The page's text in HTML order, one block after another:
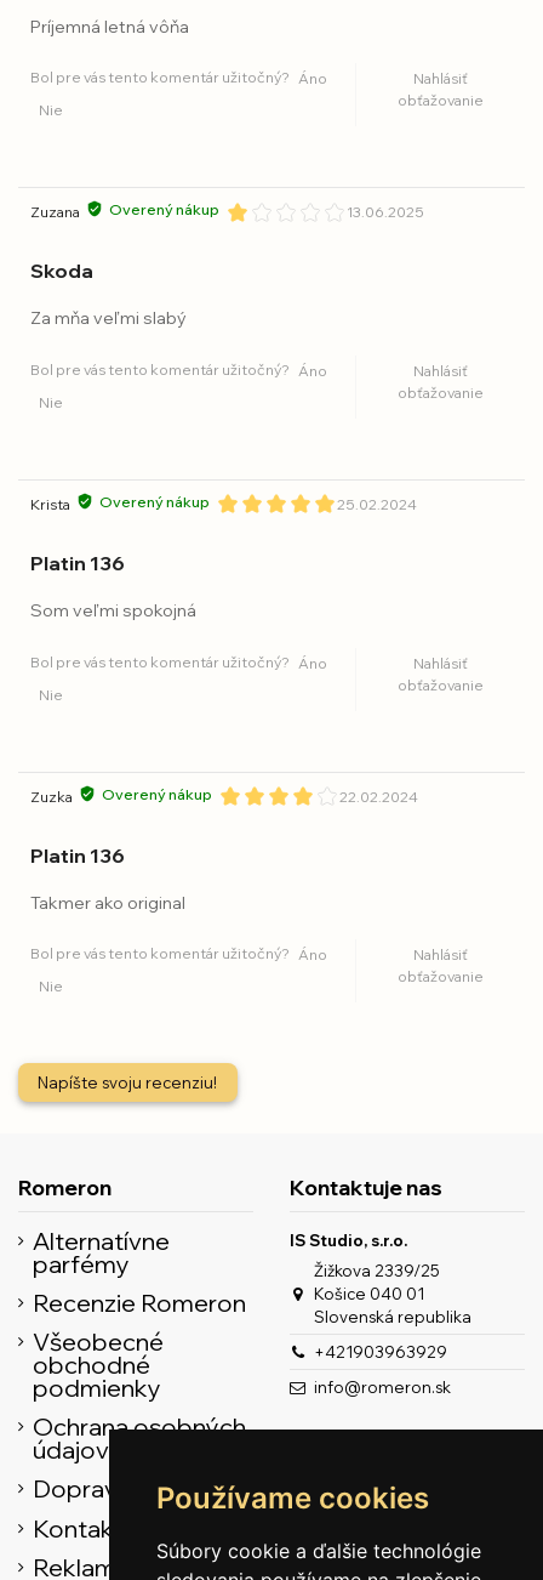
Používame cookies
Súbory cookie a ďalšie technológie
Príjemná letná vôňa
Bol pre vás tento komentár užitočný? Áno
Nie
Nahlásiť
obťažovanie
Zuzana Overený nákup 13.06.2025
Skoda
Za mňa veľmi slabý
Bol pre vás tento komentár užitočný? Áno
Nie
Nahlásiť
obťažovanie
Krista Overený nákup 25.02.2024
Platin 136
Som veľmi spokojná
Bol pre vás tento komentár užitočný? Áno
Nie
Nahlásiť
obťažovanie
Zuzka Overený nákup 22.02.2024
Platin 136
Takmer ako original
Bol pre vás tento komentár užitočný? Áno
Nie
Nahlásiť
obťažovanie
Napíšte svoju recenziu!
Romeron
Alternatívne
parfémy
Recenzie Romeron
Všeobecné
obchodné
podmienky
Ochrana osobných
údajov
Doprava
Kontaktné údaje
Reklamačný
Kontaktuje nas
IS Studio, s.r.o.
Žižkova 2339/25
Košice 040 01
Slovenská republika
+421903963929
info@romeron.sk